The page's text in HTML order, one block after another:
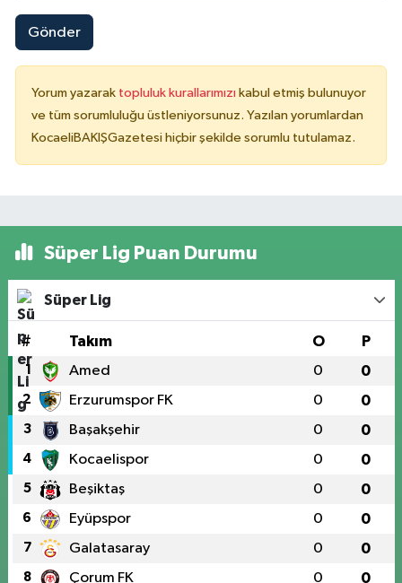
Gönder
Yorum yazarak topluluk kurallarımızı kabul etmiş bulunuyor
ve tüm sorumluluğu üstleniyorsunuz. Yazılan yorumlardan
KocaeliBAKIŞGazetesi hiçbir şekilde sorumlu tutulamaz.
Süper Lig Puan Durumu
Süper Lig
# Takım O P
1 Amed 0 0
2 Erzurumspor FK 0 0
3 Başakşehir 0 0
4 Kocaelispor 0 0
5 Beşiktaş 0 0
6 Eyüpspor 0 0
7 Galatasaray 0 0
8 Çorum FK 0 0